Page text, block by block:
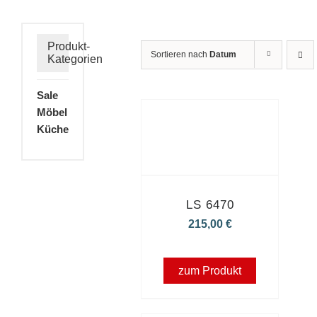
Sortieren nach Datum
LS 6470
215,00 €
zum Produkt
Produkt-
Kategorien
Sale
Möbel
Küche